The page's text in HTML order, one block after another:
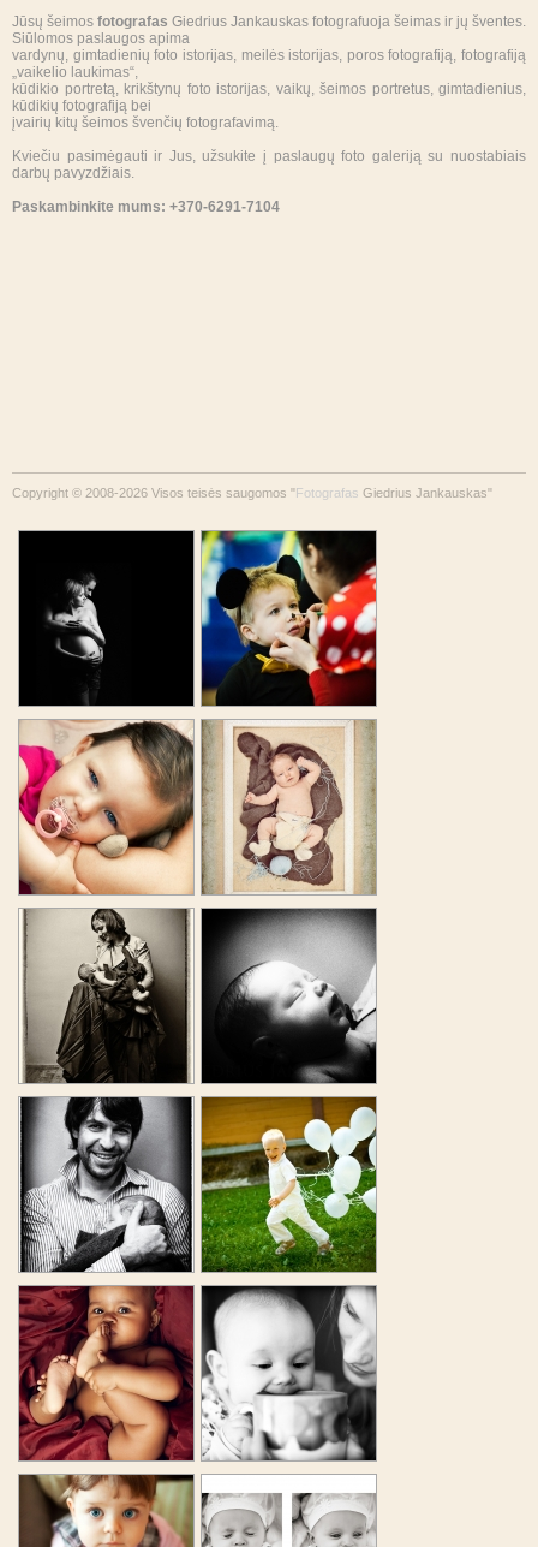
Jūsų šeimos fotografas Giedrius Jankauskas fotografuoja šeimas ir jų šventes.
Siūlomos paslaugos apima
vardynų, gimtadienių foto istorijas, meilės istorijas, poros fotografiją, fotografiją
„vaikelio laukimas“,
kūdikio portretą, krikštynų foto istorijas, vaikų, šeimos portretus, gimtadienius,
kūdikių fotografiją bei
įvairių kitų šeimos švenčių fotografavimą.
Kviečiu pasimėgauti ir Jus, užsukite į paslaugų foto galeriją su nuostabiais
darbų pavyzdžiais.
Paskambinkite mums: +370-6291-7104
Copyright © 2008-2026 Visos teisės saugomos "Fotografas Giedrius Jankauskas"